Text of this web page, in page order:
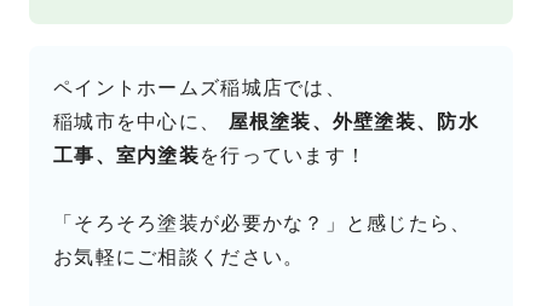
ペイントホームズ稲城店では、
稲城市を中心に、 屋根塗装、外壁塗装、防水
工事、室内塗装を行っています！
「そろそろ塗装が必要かな？」と感じたら、
お気軽にご相談ください。